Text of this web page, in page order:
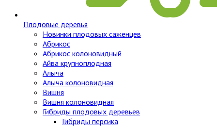
Плодовые деревья
Новинки плодовых саженцев
Абрикос
Абрикос колоновидный
Айва крупноплодная
Алыча
Алыча колоновидная
Вишня
Вишня колоновидная
Гибриды плодовых деревьев
Гибриды персика